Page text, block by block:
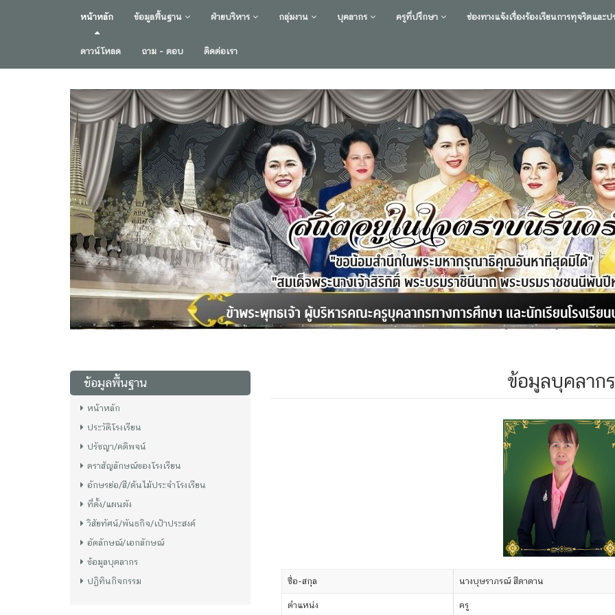
หน้าหลัก ข้อมูลพื้นฐาน ฝ่ายบริหาร กลุ่มงาน บุคลากร ครูที่ปรึกษา ช่องทางแจ้งเรื่องร้องเรียนการทุจริตและ
ดาวน์โหลด ถาม - ตอบ ติดต่อเรา
ข้อมูลพื้นฐาน
หน้าหลัก
ประวัติโรงเรียน
ปรัชญา/คติพจน์
ตราสัญลักษณ์ของโรงเรียน
อักษรย่อ/สี/ต้นไม้ประจำโรงเรียน
ที่ตั้ง/แผนผัง
วิสัยทัศน์/พันธกิจ/เป้าประสงค์
อัตลักษณ์/เอกลักษณ์
ข้อมูลบุคลากร
ปฏิทินกิจกรรม
ข้อมูลบุคลาก
ชื่อ-สกุล นางบุษราภรณ์ สีดาดาน
ตำแหน่ง ครู